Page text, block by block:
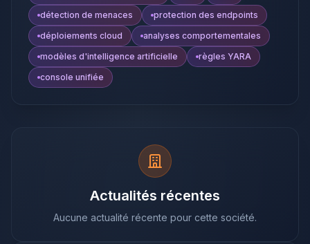
détection de menaces
protection des endpoints
déploiements cloud
analyses comportementales
modèles d'intelligence artificielle
règles YARA
console unifiée
Actualités récentes
Aucune actualité récente pour cette société.